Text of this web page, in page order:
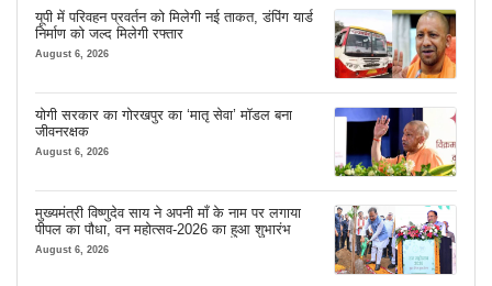
यूपी में परिवहन प्रवर्तन को मिलेगी नई ताकत, डंपिंग यार्ड
निर्माण को जल्द मिलेगी रफ्तार
August 6, 2026
योगी सरकार का गोरखपुर का ‘मातृ सेवा’ मॉडल बना
जीवनरक्षक
August 6, 2026
मुख्यमंत्री विष्णुदेव साय ने अपनी माँ के नाम पर लगाया
पीपल का पौधा, वन महोत्सव-2026 का हुआ शुभारंभ
August 6, 2026